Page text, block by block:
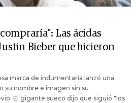
Las ácidas
Bieber que hicieron
marca de indumentaria lanzó una
su nombre e imagen sin su
El gigante sueco dijo que siguió "los